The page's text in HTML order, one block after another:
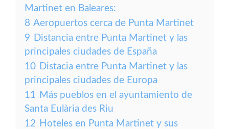
Martinet en Baleares:
8 Aeropuertos cerca de Punta Martinet
9 Distancia entre Punta Martinet y las
principales ciudades de España
10 Distacia entre Punta Martinet y las
principales ciudades de Europa
11 Más pueblos en el ayuntamiento de
Santa Eulària des Riu
12 Hoteles en Punta Martinet y sus